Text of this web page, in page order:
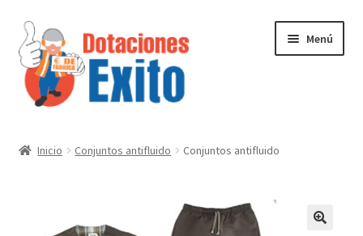
Ir
a
la
navegación
Ir
al
contenido
Menú
Inicio Conjuntos antifluido Conjuntos antifluido